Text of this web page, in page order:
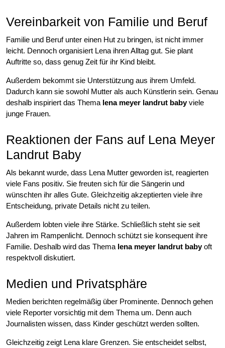
Vereinbarkeit von Familie und Beruf
Familie und Beruf unter einen Hut zu bringen, ist nicht immer
leicht. Dennoch organisiert Lena ihren Alltag gut. Sie plant
Auftritte so, dass genug Zeit für ihr Kind bleibt.
Außerdem bekommt sie Unterstützung aus ihrem Umfeld.
Dadurch kann sie sowohl Mutter als auch Künstlerin sein. Genau
deshalb inspiriert das Thema lena meyer landrut babyviele
junge Frauen.
Reaktionen der Fans auf Lena Meyer
Landrut Baby
Als bekannt wurde, dass Lena Mutter geworden ist, reagierten
viele Fans positiv. Sie freuten sich für die Sängerin und
wünschten ihr alles Gute. Gleichzeitig akzeptierten viele ihre
Entscheidung, private Details nicht zu teilen.
Außerdem lobten viele ihre Stärke. Schließlich steht sie seit
Jahren im Rampenlicht. Dennoch schützt sie konsequent ihre
Familie. Deshalb wird das Thema lena meyer landrut babyoft
respektvoll diskutiert.
Medien und Privatsphäre
Medien berichten regelmäßig über Prominente. Dennoch gehen
viele Reporter vorsichtig mit dem Thema um. Denn auch
Journalisten wissen, dass Kinder geschützt werden sollten.
Gleichzeitig zeigt Lena klare Grenzen. Sie entscheidet selbst,